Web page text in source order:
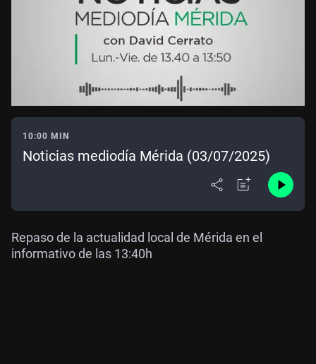
10:00 MIN
Noticias mediodía Mérida (03/07/2025)
Repaso de la actualidad local de Mérida en el
informativo de las 13:40h